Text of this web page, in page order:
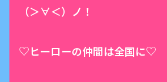
（＞∀＜）ノ！
♡ヒーローの仲間は全国に♡